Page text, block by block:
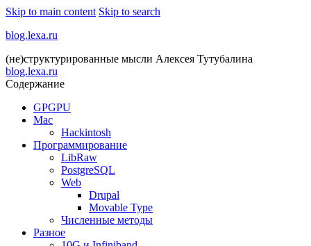
Skip to main content Skip to search
blog.lexa.ru
(не)структурированные мысли Алексея Тутубалина
blog.lexa.ru
Содержание
GPGPU
Mac
Hackintosh
Программирование
LibRaw
PostgreSQL
Web
Drupal
Movable Type
Численные методы
Разное